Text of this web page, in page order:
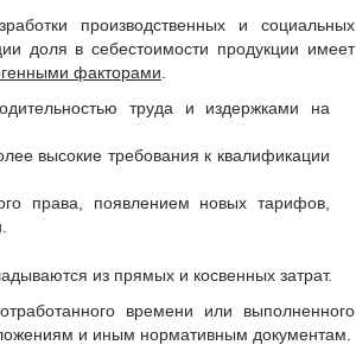
производственных и социальных
доля в себестоимости продукции имеет
факторами
труда и издержками на
высокие требования к квалификации
права, появлением новых тарифов,
из прямых и косвенных затрат.
времени или выполненного
и иным нормативным документам.